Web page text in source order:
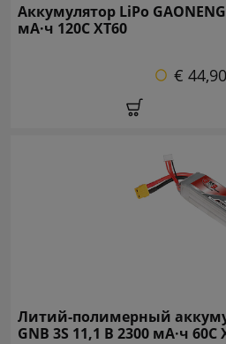
Аккумулятор LiPo
мА·ч 120C XT60
€
Литий-полимерный
GNB 3S 11,1 В 2300 мА·ч 60C